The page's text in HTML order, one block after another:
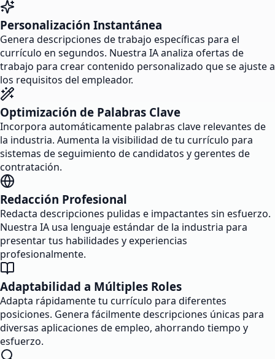
Personalización Instantánea
Genera descripciones de trabajo específicas para el
currículo en segundos. Nuestra IA analiza ofertas de
trabajo para crear contenido personalizado que se ajuste a
los requisitos del empleador.
Optimización de Palabras Clave
Incorpora automáticamente palabras clave relevantes de
la industria. Aumenta la visibilidad de tu currículo para
sistemas de seguimiento de candidatos y gerentes de
contratación.
Redacción Profesional
Redacta descripciones pulidas e impactantes sin esfuerzo.
Nuestra IA usa lenguaje estándar de la industria para
presentar tus habilidades y experiencias
profesionalmente.
Adaptabilidad a Múltiples Roles
Adapta rápidamente tu currículo para diferentes
posiciones. Genera fácilmente descripciones únicas para
diversas aplicaciones de empleo, ahorrando tiempo y
esfuerzo.